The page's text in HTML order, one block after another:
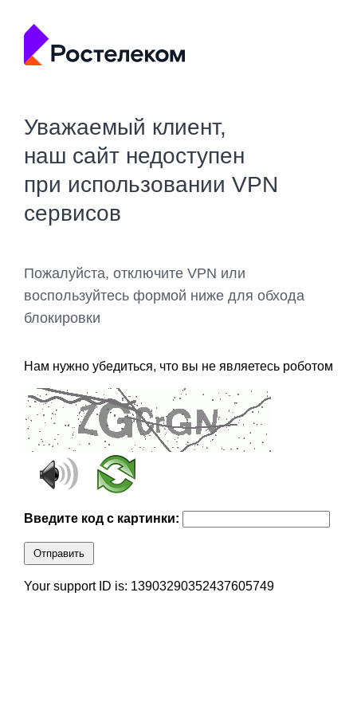
Уважаемый клиент,
наш сайт недоступен
при использовании VPN
сервисов
Пожалуйста, отключите VPN или
воспользуйтесь формой ниже для обхода
блокировки
Нам нужно убедиться, что вы не являетесь роботом
Введите код с картинки:
Отправить
Your support ID is: 13903290352437605749